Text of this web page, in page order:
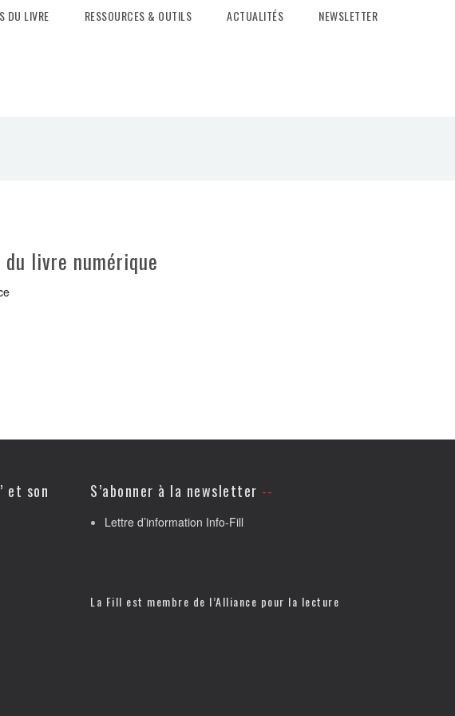
DU LIVRE RESSOURCES & OUTILS ACTUALITÉS NEWSLETTER
livre numérique
et son
S’abonner à la newsletter
Lettre d’information Info-Fill
La Fill est membre de l’Alliance pour la lecture